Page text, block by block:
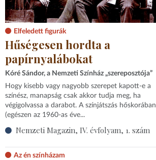
Elfeledett figurák
Hűségesen hordta a
papírnyalábokat
Kóré Sándor, a Nemzeti Színház „szereposztója”
Hogy kisebb vagy nagyobb szerepet kapott-e a
színész, manapság csak akkor tudja meg, ha
végigolvassa a darabot. A színjátszás hőskorában
(egészen az 1960-as éve...
Nemzeti Magazin, IV. évfolyam, 1. szám
Az én színházam